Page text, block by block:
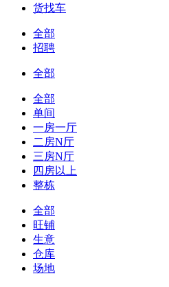
货找车
全部
招聘
全部
全部
单间
一房一厅
二房N厅
三房N厅
四房以上
整栋
全部
旺铺
生意
仓库
场地